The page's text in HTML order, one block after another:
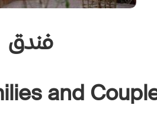
فندق
and